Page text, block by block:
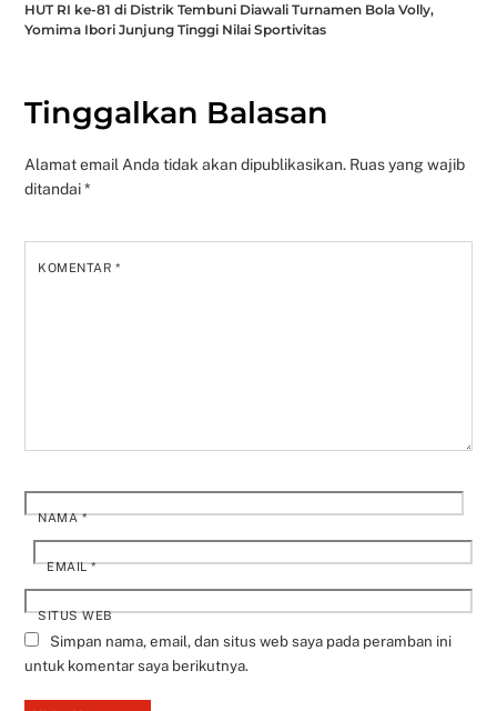
HUT RI ke-81 di Distrik Tembuni Diawali Turnamen Bola Volly,
Yomima Ibori Junjung Tinggi Nilai Sportivitas
Tinggalkan Balasan
Alamat email Anda tidak akan dipublikasikan. Ruas yang wajib
ditandai*
KOMENTAR*
NAMA*
EMAIL*
SITUS WEB
Simpan nama, email, dan situs web saya pada peramban ini
untuk komentar saya berikutnya.